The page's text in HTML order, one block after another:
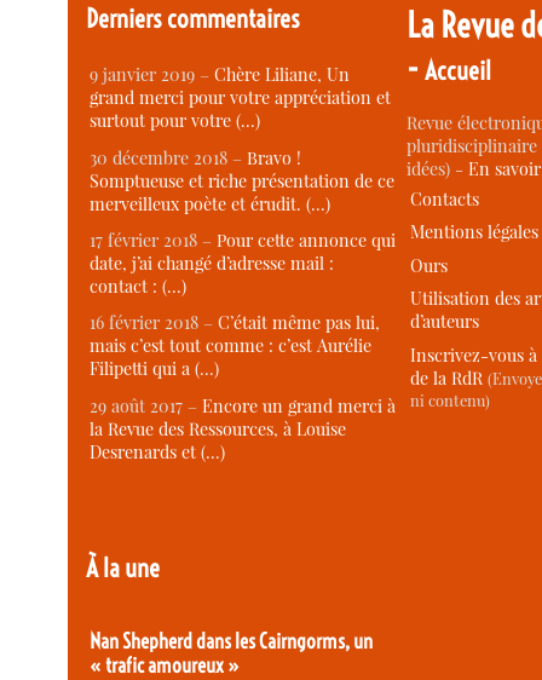
Derniers commentaires
9 janvier 2019 –Chère Liliane, Un
grand merci pour votre appréciation et
surtout pour votre (…)
30 décembre 2018 –Bravo !
Somptueuse et riche présentation de ce
merveilleux poète et érudit. (…)
17 février 2018 –Pour cette annonce qui
date, j’ai changé d’adresse mail :
contact : (…)
16 février 2018 –C’était même pas lui,
mais c’est tout comme : c’est Aurélie
Filipetti qui a (…)
29 août 2017 –Encore un grand merci à
la Revue des Ressources, à Louise
Desrenards et (…)
À la une
Nan Shepherd dans les Cairngorms, un
« trafic amoureux »
La Revue
-Accueil
Revue
idées) -En
Contacts
Mentions légales
Ours
Utilisation des
d’auteurs
Inscrivez-vous
de la RdR
ni contenu)